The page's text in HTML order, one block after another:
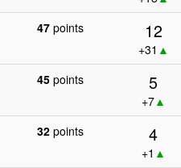
47 points 12
+31 ▲
45 points 5
+7▲
32 points 4
+1 ▲